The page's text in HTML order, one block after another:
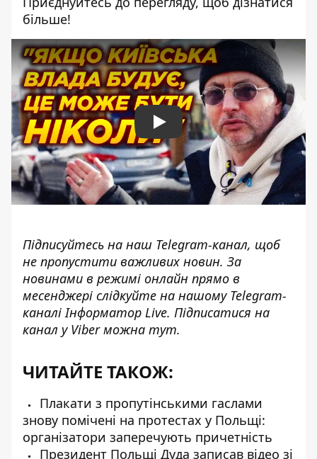
більше!
Play
Підписуйтесь на наш Telegram-канал, щоб
не пропустити важливих новин. За
новинами в режимі онлайн прямо в
месенджері слідкуйте на нашому Telegram-
каналіІнформатор Live. Підписатися на
канал у Viber можна тут.
ЧИТАЙТЕ ТАКОЖ:
Плакати з пропутінськими гаслами
знову помічені на протестах у Польщі:
організатори заперечують причетність
Президент Польщі Дуда записав відео зі